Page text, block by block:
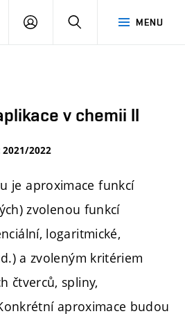
MENU
PŘIHLÁSIT
v chemii II
2021/2022
je aproximace funkcí
zvolenou funkcí
logaritmické,
a zvoleným kritériem
čtverců, spliny,
aproximace budou